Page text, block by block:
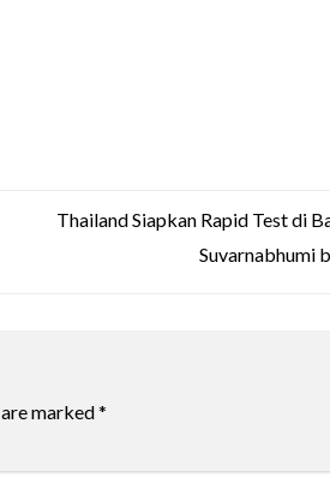
Thailand Siapkan Rapid Test di
Suvarnabhumi
marked*